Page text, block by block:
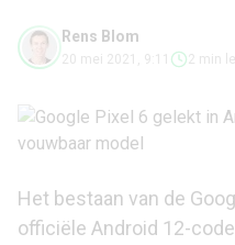
Rens Blom
20 mei 2021, 9:11 2 min
Het bestaan van de
officiële Android 12-